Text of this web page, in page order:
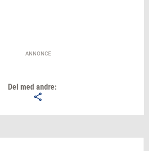
ANNONCE
Del med andre: